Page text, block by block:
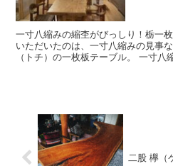
一寸八縮みの縮杢がびっしり！栃一枚板の魅力 このた
いただいたのは、一寸八縮みの見事
（トチ）の一枚板テーブル。 一寸八縮みとは？ "一寸八縮み"とは、
二股 欅（